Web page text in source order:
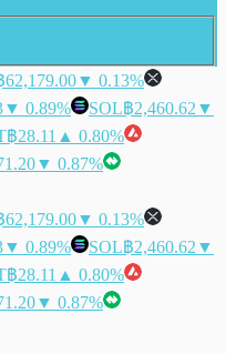
62,179.00▼ 0.13%
▼ 0.89% SOL฿2,460.62 ▼
฿28.11 ▲ 0.80%
▼ 0.87%
62,179.00▼ 0.13%
▼ 0.89% SOL฿2,460.62 ▼
฿28.11 ▲ 0.80%
▼ 0.87%